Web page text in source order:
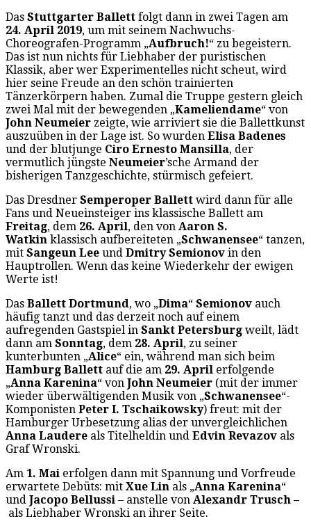
Das Stuttgarter Ballett folgt dann in zwei Tagen am
24. April 2019, um mit seinem Nachwuchs-
Choreografen-Programm „Aufbruch!“ zu begeistern.
Das ist nun nichts für Liebhaber der puristischen
Klassik, aber wer Experimentelles nicht scheut, wird
hier seine Freude an den schön trainierten
Tänzerkörpern haben. Zumal die Truppe gestern gleich
zwei Mal mit der bewegenden „Kameliendame“ von
John Neumeier zeigte, wie arriviert sie die Ballettkunst
auszuüben in der Lage ist. So wurden Elisa Badenes
und der blutjunge Ciro Ernesto Mansilla, der
vermutlich jüngste Neumeier’sche Armand der
bisherigen Tanzgeschichte, stürmisch gefeiert.
Das Dresdner Semperoper Ballett wird dann für alle
Fans und Neueinsteiger ins klassische Ballett am
Freitag, dem 26. April, den von Aaron S.
Watkin klassisch aufbereiteten „Schwanensee“ tanzen,
mit Sangeun Lee und Dmitry Semionov in den
Hauptrollen. Wenn das keine Wiederkehr der ewigen
Werte ist!
Das Ballett Dortmund, wo „Dima“ Semionov auch
häufig tanzt und das derzeit noch auf einem
aufregenden Gastspiel in Sankt Petersburg weilt, lädt
dann am Sonntag, dem 28. April, zu seiner
kunterbunten „Alice“ ein, während man sich beim
Hamburg Ballett auf die am 29. April erfolgende
„Anna Karenina“ von John Neumeier (mit der immer
wieder überwältigenden Musik von „Schwanensee“-
Komponisten Peter I. Tschaikowsky) freut: mit der
Hamburger Urbesetzung alias der unvergleichlichen
Anna Laudere als Titelheldin und Edvin Revazov als
Graf Wronski.
Am 1. Mai erfolgen dann mit Spannung und Vorfreude
erwartete Debüts: mit Xue Lin als „Anna Karenina“
und Jacopo Bellussi – anstelle von Alexandr Trusch –
als Liebhaber Wronski an ihrer Seite.